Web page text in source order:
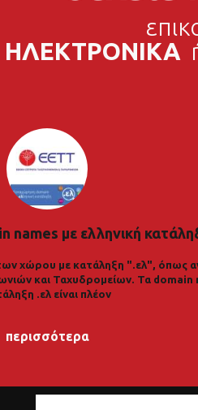
ΗΛΕΚΤΡΟΝΙΚΑ
με ελληνική
χώρου με κατάληξη ".ελ", όπως
και Ταχυδρομείων. Τα domain
.ελ είναι πλέον
περισσότερα